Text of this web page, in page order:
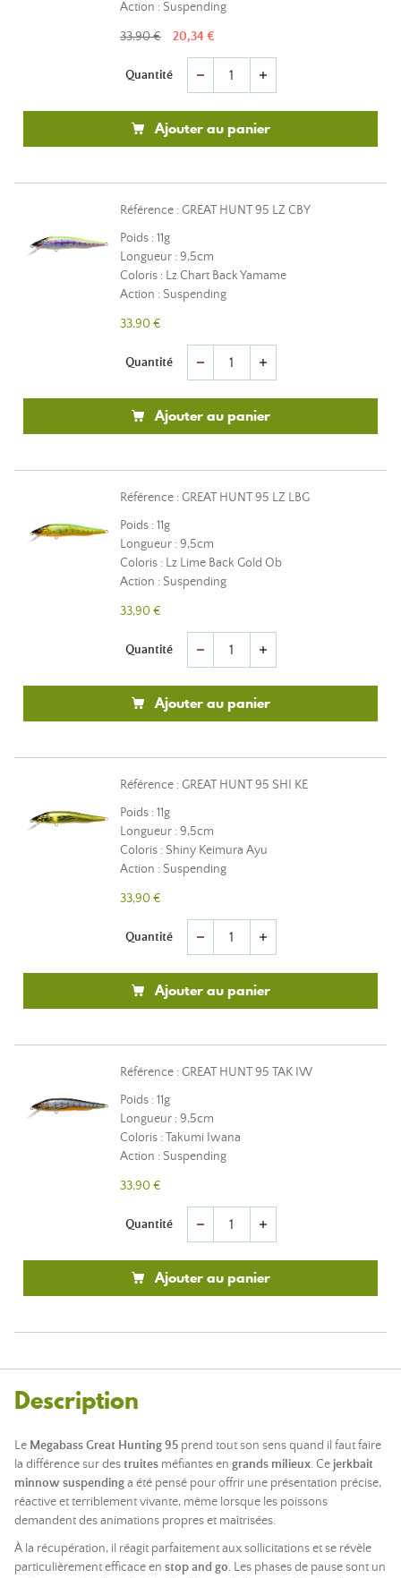
Action : Suspending
33,90 € 20,34 €
Quantité remove add
Ajouter au panier
Référence : GREAT HUNT 95 LZ CBY
Poids : 11g
Longueur : 9,5cm
Coloris : Lz Chart Back Yamame
Action : Suspending
33,90 €
Quantité remove add
Ajouter au panier
Référence : GREAT HUNT 95 LZ LBG
Poids : 11g
Longueur : 9,5cm
Coloris : Lz Lime Back Gold Ob
Action : Suspending
33,90 €
Quantité remove add
Ajouter au panier
Référence : GREAT HUNT 95 SHI KE
Poids : 11g
Longueur : 9,5cm
Coloris : Shiny Keimura Ayu
Action : Suspending
33,90 €
Quantité remove add
Ajouter au panier
Référence : GREAT HUNT 95 TAK IW
Poids : 11g
Longueur : 9,5cm
Coloris : Takumi Iwana
Action : Suspending
33,90 €
Quantité remove add
Ajouter au panier
Description
Le Megabass Great Hunting 95 prend tout son sens quand il faut faire
la différence sur destruites méfiantes en grands milieux. Ce jerkbait
minnow suspendinga été pensé pour offrir une présentation précise,
réactive et terriblement vivante, même lorsque les poissons
demandent des animations propres et maîtrisées.
À la récupération, il réagit parfaitement aux sollicitations et se révèle
particulièrement efficace en stop and go. Les phases de pause sont un